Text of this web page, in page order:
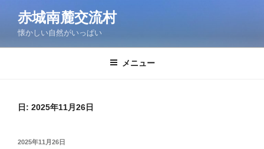
ン
赤城南麓交流村
懐かしい自然がいっぱい
メニュー
日: 2025年11月26日
投
2025年11月26日